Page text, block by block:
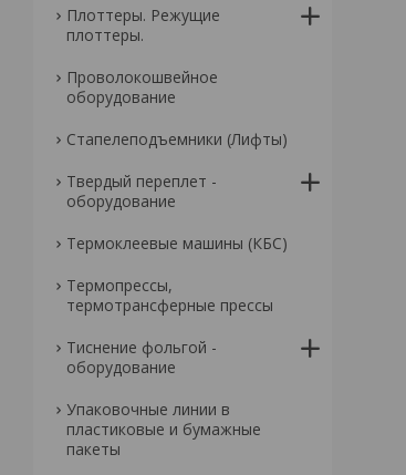
Плоттеры. Режущие
плоттеры.
Проволокошвейное
оборудование
Стапелеподъемники (Лифты)
Твердый переплет -
оборудование
Термоклеевые машины (КБС)
Термопрессы,
термотрансферные прессы
Тиснение фольгой -
оборудование
Упаковочные линии в
пластиковые и бумажные
пакеты